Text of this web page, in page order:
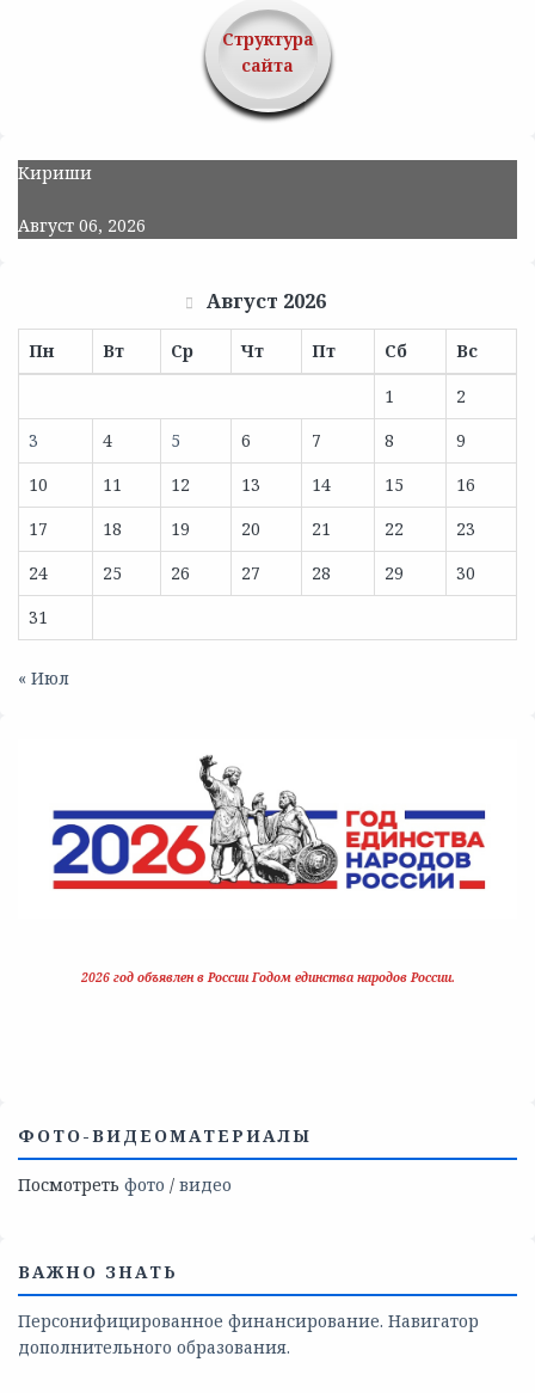
Структура
сайта
Кириши
Август 06, 2026
Август 2026
Пн Вт Ср Чт Пт Сб
Вс
1
2
3
4 5 6 7 8
9
10
11 12 13 14 15
16
17
18 19 20 21 22
23
24
25 26 27 28 29
30
31
« Июл
2026 год объявлен в России Годом единства народов России.
ФОТО-ВИДЕОМАТЕРИАЛЫ
Посмотреть фото / видео
ВАЖНО ЗНАТЬ
Персонифицированное финансирование. Навигатор
дополнительного образования.